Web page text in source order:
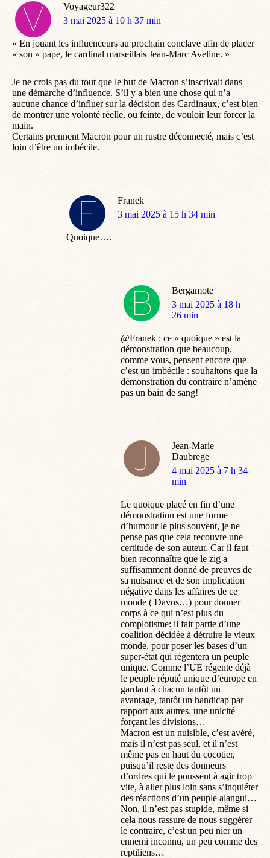
Voyageur322
dit
3 mai 2025 à 10 h 37 min
« En jouant les influenceurs au prochain conclave afin de placer
« son » pape, le cardinal marseillais Jean-Marc Aveline. »
Je ne crois pas du tout que le but de Macron s’inscrivait dans
une démarche d’influence. S’il y a bien une chose qui n’a
aucune chance d’influer sur la décision des Cardinaux, c’est bien
de montrer une volonté réelle, ou feinte, de vouloir leur forcer la
main.
Certains prennent Macron pour un rustre déconnecté, mais c’est
loin d’être un imbécile.
Franek
dit
3 mai 2025 à 15 h 34 min
Quoique….
Bergamote
dit
:
3 mai 2025 à 18 h
26 min
@Franek : ce « quoique » est la
démonstration que beaucoup,
comme vous, pensent encore que
c’est un imbécile : souhaitons que la
démonstration du contraire n’amène
pas un bain de sang!
Jean-Marie
Daubrege
dit
:
4 mai 2025 à 7 h 34
min
Le quoique placé en fin d’une
démonstration est une forme
d’humour le plus souvent, je ne
pense pas que cela recouvre une
certitude de son auteur. Car il faut
bien reconnaître que le zig a
suffisamment donné de preuves de
sa nuisance et de son implication
négative dans les affaires de ce
monde ( Davos…) pour donner
corps à ce qui n’est plus du
complotisme: il fait partie d’une
coalition décidée à détruire le vieux
monde, pour poser les bases d’un
super-état qui régentera un peuple
unique. Comme l’UE régente déjà
le peuple réputé unique d’europe en
gardant à chacun tantôt un
avantage, tantôt un handicap par
rapport aux autres. une unicité
forçant les divisions…
Macron est un nuisible, c’est avéré,
mais il n’est pas seul, et il n’est
même pas en haut du cocotier,
puisqu’il reste des donneurs
d’ordres qui le poussent à agir trop
vite, à aller plus loin sans s’inquiéter
des réactions d’un peuple alangui…
Non, il n’est pas stupide, même si
cela nous rassure de nous suggérer
le contraire, c’est un peu nier un
ennemi inconnu, un peu comme des
reptiliens…